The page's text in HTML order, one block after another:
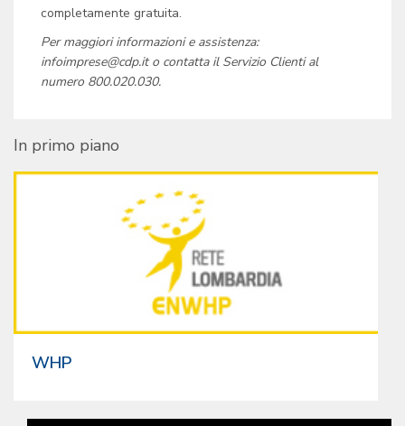
completamente gratuita.
Per maggiori informazioni e assistenza:
infoimprese@cdp.it o contatta il Servizio Clienti al
numero 800.020.030.
In primo piano
WHP